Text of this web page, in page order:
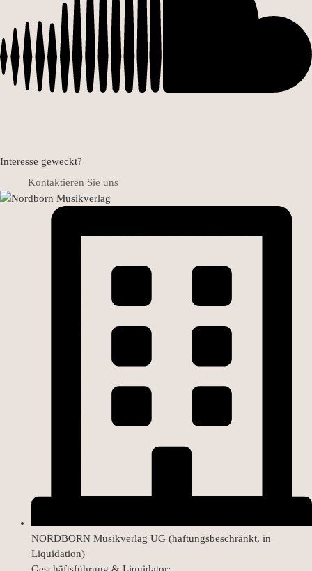
Interesse geweckt?
Kontaktieren Sie uns
NORDBORN Musikverlag UG (haftungsbeschränkt, in
Liquidation)